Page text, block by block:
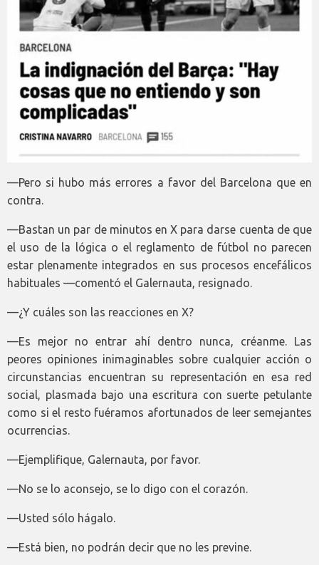
—Pero si hubo más errores a favor del Barcelona que en
contra.
—Bastan un par de minutos en X para darse cuenta de que
el uso de la lógica o el reglamento de fútbol no parecen
estar plenamente integrados en sus procesos encefálicos
habituales —comentó el Galernauta, resignado.
—¿Y cuáles son las reacciones en X?
—Es mejor no entrar ahí dentro nunca, créanme. Las
peores opiniones inimaginables sobre cualquier acción o
circunstancias encuentran su representación en esa red
social, plasmada bajo una escritura con suerte petulante
como si el resto fuéramos afortunados de leer semejantes
ocurrencias.
—Ejemplifique, Galernauta, por favor.
—No se lo aconsejo, se lo digo con el corazón.
—Usted sólo hágalo.
—Está bien, no podrán decir que no les previne.